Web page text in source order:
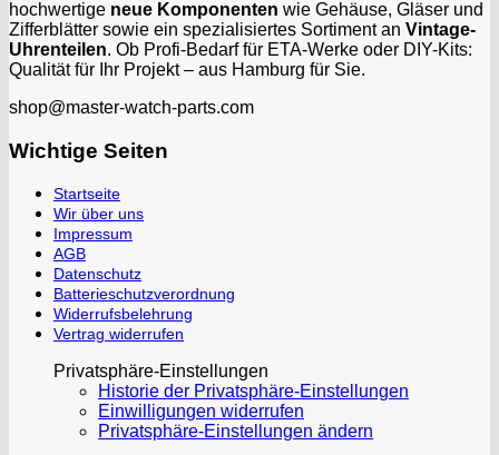
hochwertige neue Komponenten wie Gehäuse, Gläser und
Zifferblätter sowie ein spezialisiertes Sortiment an Vintage-
Uhrenteilen. Ob Profi-Bedarf für ETA-Werke oder DIY-Kits:
Qualität für Ihr Projekt – aus Hamburg für Sie.
shop@master-watch-parts.com
Wichtige Seiten
Startseite
Wir über uns
Impressum
AGB
Datenschutz
Batterieschutzverordnung
Widerrufsbelehrung
Vertrag widerrufen
Privatsphäre-Einstellungen
Historie der Privatsphäre-Einstellungen
Einwilligungen widerrufen
Privatsphäre-Einstellungen ändern